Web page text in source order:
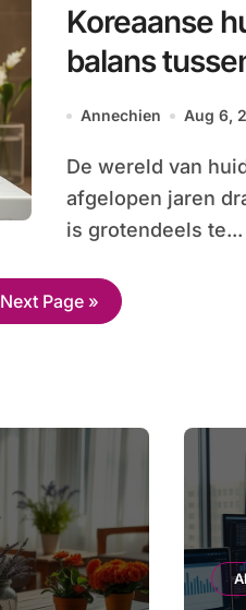
Koreaanse
balans
traditie
Annechien Aug 6,
De wereld van huidverzorging is de
afgelopen jaren
is grotendeels te...
Next Page »